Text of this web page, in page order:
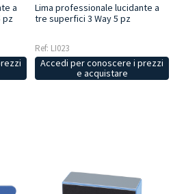
a
pz
Lima professionale lucidante a
tre superfici 3 Way 5 pz
Ref: LI023
Accedi per conoscere i prezzi
e acquistare